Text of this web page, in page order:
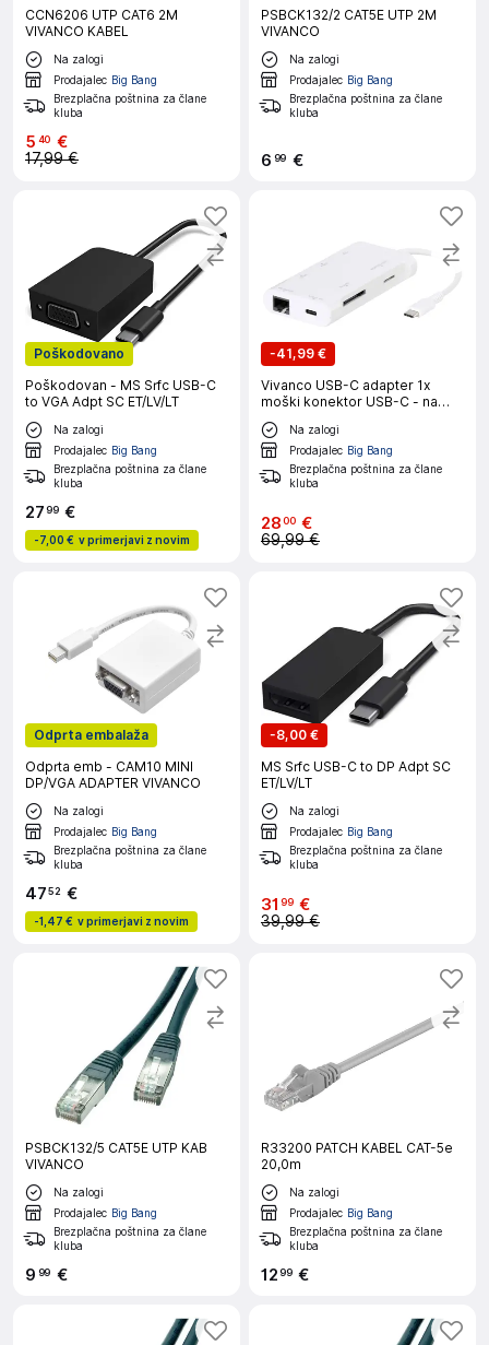
CCN6206 UTP CAT6 2M
VIVANCO KABEL
Na zalogi
Prodajalec Big Bang
Brezplačna poštnina za člane
kluba
5 40 €
17,99 €
PSBCK132/2 CAT5E UTP 2M
VIVANCO
Na zalogi
Prodajalec Big Bang
Brezplačna poštnina za člane
kluba
6 99 €
Poškodovano
Poškodovan - MS Srfc USB-C
to VGA Adpt SC ET/LV/LT
Na zalogi
Prodajalec Big Bang
Brezplačna poštnina za člane
kluba
2799 €
-7,00 € v primerjavi z novim
-41,99 €
Vivanco USB-C adapter 1x
moški konektor USB-C - na
HDMI/reža za kartico
microsd/RJ45 vtičnica/SD/USB
3.2 gen. 1 A (USB 3.0)/USB 3.2
gen.
Na zalogi
Prodajalec Big Bang
Brezplačna poštnina za člane
kluba
2800 €
69,99 €
Odprta embalaža
Odprta emb - CAM10 MINI
DP/VGA ADAPTER VIVANCO
Na zalogi
Prodajalec Big Bang
Brezplačna poštnina za člane
kluba
4752 €
-1,47 € v primerjavi z novim
-8,00 €
MS Srfc USB-C to DP Adpt SC
ET/LV/LT
Na zalogi
Prodajalec Big Bang
Brezplačna poštnina za člane
kluba
31 99 €
39,99 €
PSBCK132/5 CAT5E UTP KAB
VIVANCO
Na zalogi
Prodajalec Big Bang
Brezplačna poštnina za člane
kluba
9 99 €
R33200 PATCH KABEL CAT-5e
20,0m
Na zalogi
Prodajalec Big Bang
Brezplačna poštnina za člane
kluba
1299 €